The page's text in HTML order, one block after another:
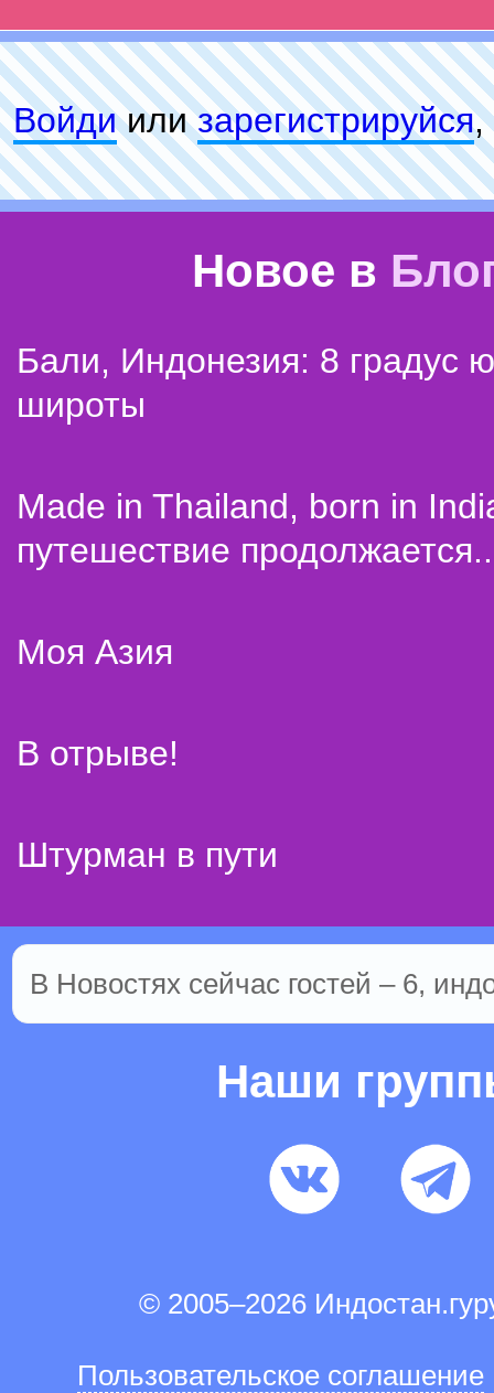
Войдиилизарeгиcтpируйся,
Новое в
Бали, Индонезия: 8 градус
широты
Made in Thailand, born in
путешествие
Моя Азия
В отрыве!
Штурман в пути
В Новостях сейчас гостей – 6,
Наши
© 2005–2026
Пользовательское соглашение